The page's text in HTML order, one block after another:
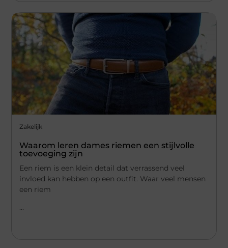
Zakelijk
Waarom leren dames riemen een stijlvolle
toevoeging zijn
Een riem is een klein detail dat verrassend veel
invloed kan hebben op een outfit. Waar veel mensen
een riem
...